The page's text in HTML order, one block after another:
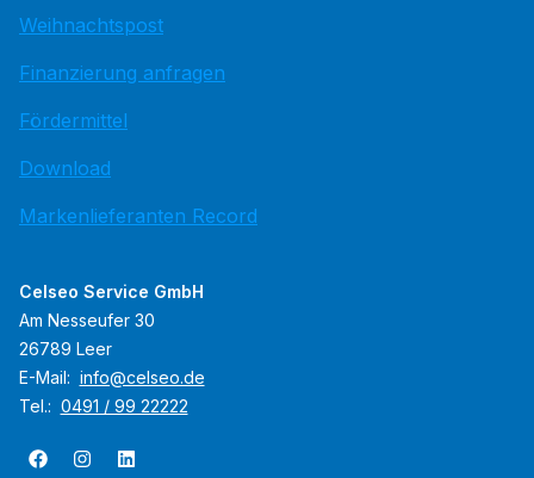
Weihnachtspost
Finanzierung anfragen
Fördermittel
Download
Markenlieferanten Record
Celseo Service GmbH
Am Nesseufer 30
26789 Leer
E-Mail: info@celseo.de
Tel.: 0491 / 99 22222